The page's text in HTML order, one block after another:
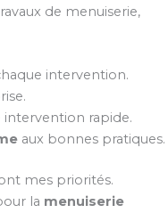
de menuiserie,
intervention.
intervention rapide.
aux bonnes pratiques.
mes priorités.
la menuiserie